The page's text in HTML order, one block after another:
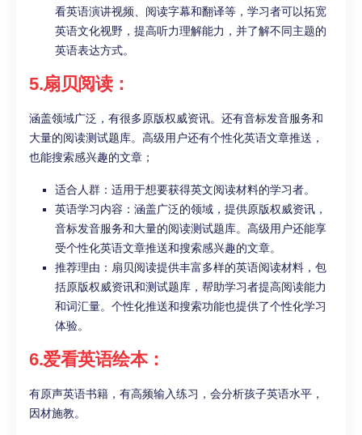
看英语演讲视频、阅读字幕和翻译等，学习者可以拓宽
英语文化视野，提高听力理解能力，并了解不同主题的
英语表达方式。
5.扇贝阅读：
涵盖领域广泛，有很多原版权威资讯。还有音标发音服务和
大量的阅读测试题库。高级用户还有个性化英语文章推送，
也能搜索感兴趣的文章；
适合人群：适用于想要获得英文阅读材料的学习者。
英语学习内容：涵盖广泛的领域，提供原版权威资讯，
音标发音服务和大量的阅读测试题库。高级用户还能享
受个性化英语文章推送和搜索感兴趣的文章。
推荐理由：扇贝阅读提供丰富多样的英语阅读材料，包
括原版权威资讯和测试题库，帮助学习者提高阅读能力
和词汇量。个性化推送和搜索功能也提供了个性化学习
体验。
6.爱看英语绘本：
有原声英语书籍，有高频输入练习，会分析孩子英语水平，
因材施教。